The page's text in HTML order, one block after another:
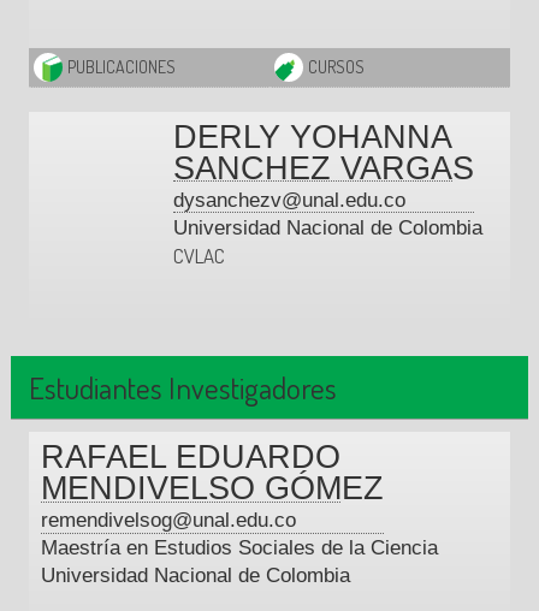
PUBLICACIONES CURSOS
DERLY YOHANNA
SANCHEZ VARGAS
dysanchezv@unal.edu.co
Universidad Nacional de Colombia
CVLAC
Estudiantes Investigadores
RAFAEL EDUARDO
MENDIVELSO GÓMEZ
remendivelsog@unal.edu.co
Maestría en Estudios Sociales de la Ciencia
Universidad Nacional de Colombia